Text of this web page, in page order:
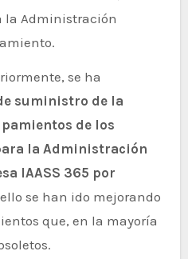
la Administración
se ha
suministro de la
de los
la Administración
IAASS 365 por
se han ido mejorando
que, en la mayoría